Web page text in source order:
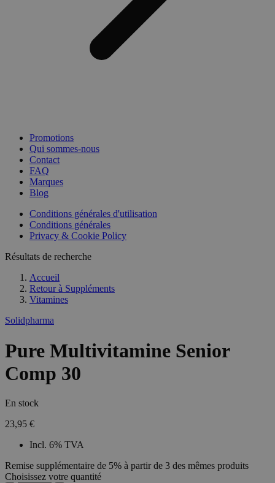
Promotions
Qui sommes-nous
Contact
FAQ
Marques
Blog
Conditions générales d'utilisation
Conditions générales
Privacy & Cookie Policy
Résultats de recherche
Accueil
Retour à Suppléments
Vitamines
Solidpharma
Pure Multivitamine Senior
Comp 30
En stock
23,95 €
Incl. 6% TVA
Remise supplémentaire de 5% à partir de 3 des mêmes produits
Choisissez votre quantité